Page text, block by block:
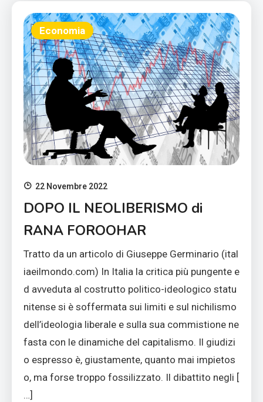
Economia
22 Novembre 2022
DOPO IL NEOLIBERISMO di
RANA FOROOHAR
Tratto da un articolo di Giuseppe Germinario (ital
iaeilmondo.com) In Italia la critica più pungente e
d avveduta al costrutto politico-ideologico statu
nitense si è soffermata sui limiti e sul nichilismo
dell’ideologia liberale e sulla sua commistione ne
fasta con le dinamiche del capitalismo. Il giudizi
o espresso è, giustamente, quanto mai impietos
o, ma forse troppo fossilizzato. Il dibattito negli [
…]